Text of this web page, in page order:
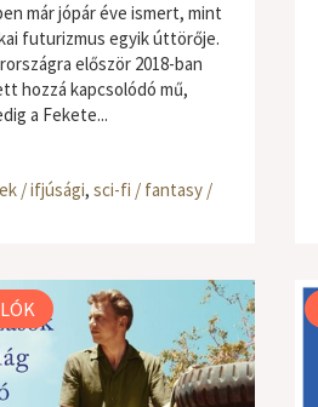
már jópár éve ismert, mint
futurizmus egyik úttörője.
először 2018-ban
hozzá kapcsolódó mű,
a Fekete...
/ ifjúsági, sci-fi / fantasy /